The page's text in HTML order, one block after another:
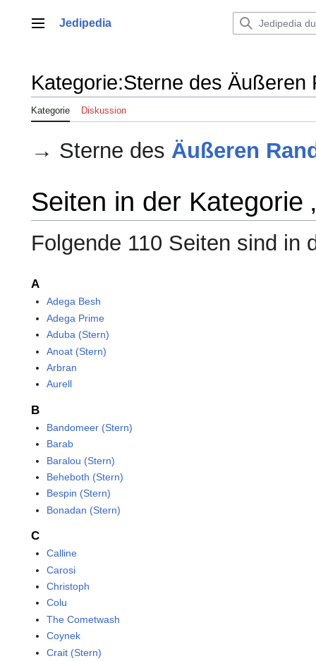
springenHauptmenü
Jedipedia
Kategorie:Sterne des Äußeren
Kategorie Diskussion
→ Sterne des Äußeren
Seiten in der Kategorie
Folgende 110 Seiten sind in
A
Adega Besh
Adega Prime
Aduba (Stern)
Anoat (Stern)
Arbran
Aurell
B
Bandomeer (Stern)
Barab
Baralou (Stern)
Beheboth (Stern)
Bespin (Stern)
Bonadan (Stern)
C
Calline
Carosi
Christoph
Colu
The Cometwash
Coynek
Crait (Stern)